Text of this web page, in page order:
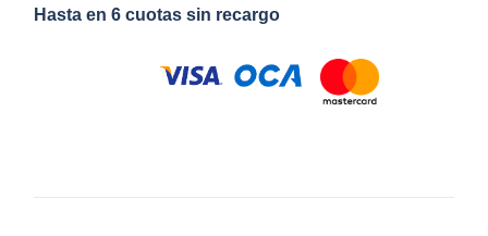
Hasta en 6 cuotas sin recargo